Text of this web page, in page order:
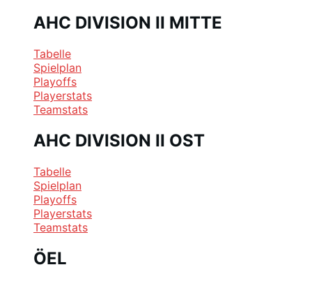
AHC DIVISION II MITTE
Tabelle
Spielplan
Playoffs
Playerstats
Teamstats
AHC DIVISION II OST
Tabelle
Spielplan
Playoffs
Playerstats
Teamstats
ÖEL